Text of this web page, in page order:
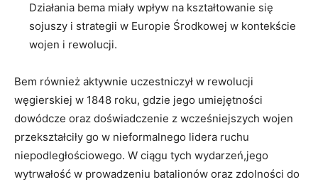
Działania bema miały ⁢wpływ na kształtowanie⁢ się
sojuszy i strategii w Europie Środkowej w kontekście
wojen i ⁣rewolucji.
Bem również aktywnie uczestniczył ⁤w rewolucji
węgierskiej‍ w 1848 roku, gdzie jego​ umiejętności
dowódcze oraz doświadczenie z wcześniejszych wojen
przekształciły go w nieformalnego lidera ruchu
niepodległościowego. W ciągu​ tych wydarzeń,jego
wytrwałość w prowadzeniu batalionów oraz zdolności do